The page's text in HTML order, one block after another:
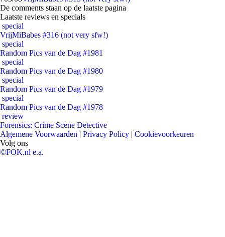
De comments staan op de laatste pagina
Laatste reviews en specials
special
VrijMiBabes #316 (not very sfw!)
special
Random Pics van de Dag #1981
special
Random Pics van de Dag #1980
special
Random Pics van de Dag #1979
special
Random Pics van de Dag #1978
review
Forensics: Crime Scene Detective
Algemene Voorwaarden | Privacy Policy | Cookievoorkeuren
Volg ons
©FOK.nl e.a.